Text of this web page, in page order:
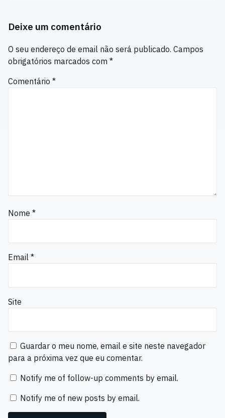
Deixe um comentário
O seu endereço de email não será publicado. Campos
obrigatórios marcados com *
Comentário *
Nome *
Email *
Site
Guardar o meu nome, email e site neste navegador
para a próxima vez que eu comentar.
Notify me of follow-up comments by email.
Notify me of new posts by email.